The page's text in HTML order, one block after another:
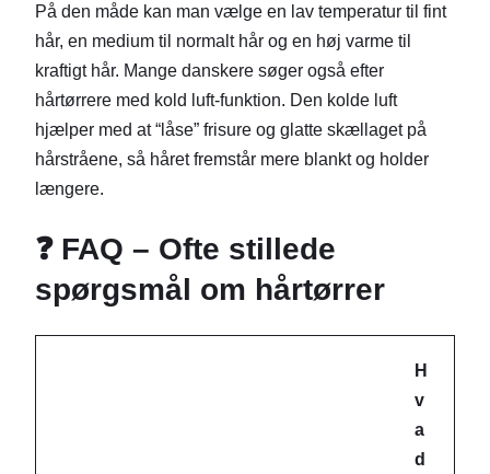
På den måde kan man vælge en lav temperatur til fint
hår, en medium til normalt hår og en høj varme til
kraftigt hår. Mange danskere søger også efter
hårtørrere med kold luft-funktion. Den kolde luft
hjælper med at “låse” frisure og glatte skællaget på
hårstråene, så håret fremstår mere blankt og holder
længere.
❓ FAQ – Ofte stillede
spørgsmål om hårtørrer
H
v
a
d